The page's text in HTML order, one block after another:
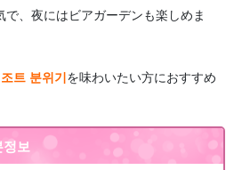
、夜にはビアガーデンも楽しめま
트 분위기を味わいたい方におすすめ
정보